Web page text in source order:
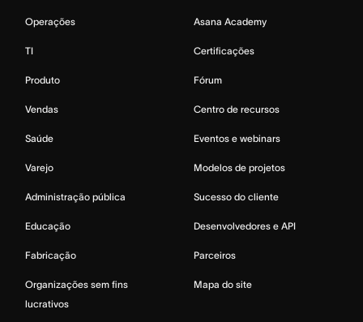
Operações
TI
Produto
Vendas
Saúde
Varejo
Administração pública
Educação
Fabricação
Organizações sem fins
lucrativos
Asana Academy
Certificações
Fórum
Centro de recursos
Eventos e webinars
Modelos de projetos
Sucesso do cliente
Desenvolvedores e API
Parceiros
Mapa do site